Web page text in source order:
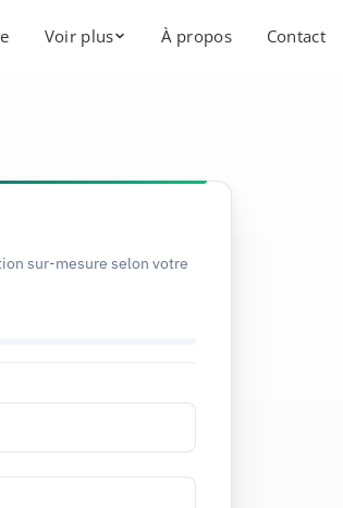
Voir plus À propos Contact
sur-mesure selon votre